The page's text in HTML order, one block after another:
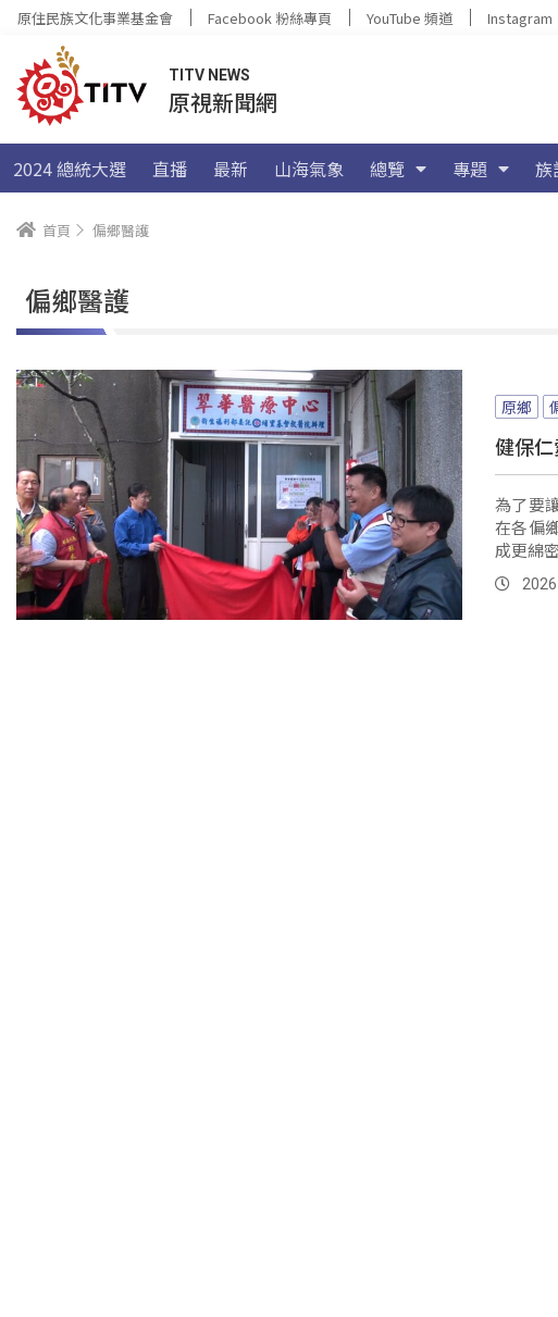
原住民族文化事業基金會 Facebook 粉絲專頁 YouTube 頻道 Instagram
TITV NEWS
原視新聞網
2024 總統大選 直播 最新 山海氣象 總覽 專題 族
首頁 偏鄉醫護
偏鄉醫護
原鄉
健保
為了要
在各偏
成更綿